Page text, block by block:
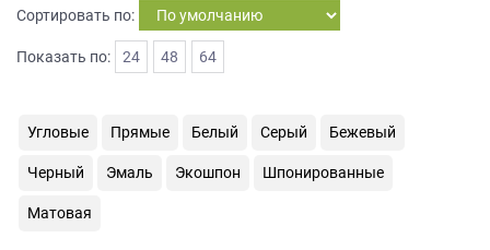
Сортировать по:
Показать по: 24 48 64
Угловые Прямые Белый Серый Бежевый
Черный Эмаль Экошпон Шпонированные
Матовая
на
персональных
также
персональных